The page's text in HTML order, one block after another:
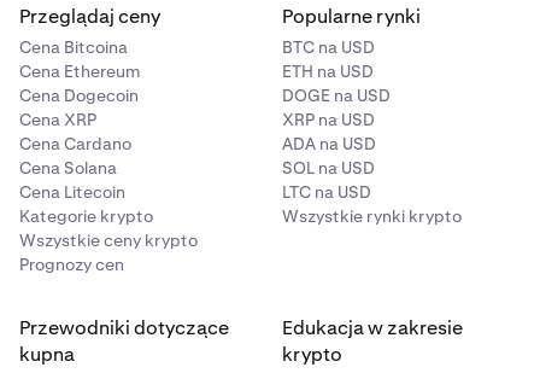
Przeglądaj ceny
Cena Bitcoina
Cena Ethereum
Cena Dogecoin
Cena XRP
Cena Cardano
Cena Solana
Cena Litecoin
Kategorie krypto
Wszystkie ceny krypto
Prognozy cen
Popularne rynki
BTC na USD
ETH na USD
DOGE na USD
XRP na USD
ADA na USD
SOL na USD
LTC na USD
Wszystkie rynki krypto
Przewodniki dotyczące
kupna
Edukacja w zakresie
krypto